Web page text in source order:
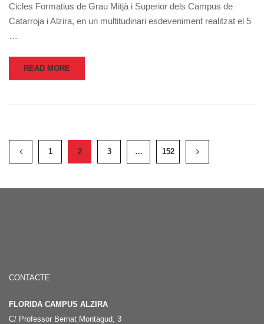
Cicles Formatius de Grau Mitjà i Superior dels Campus de
Catarroja i Alzira, en un multitudinari esdeveniment realitzat el 5
…
READ MORE
1 2 3 … 152
CONTACTE
FLORIDA CAMPUS ALZIRA
C/ Professor Bernat Montagud, 3